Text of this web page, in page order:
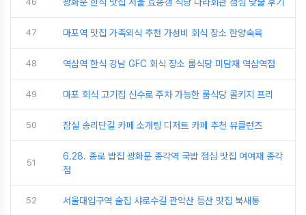
47 마포역 맛집 가족외식 추천 가성비 회식 장소 한양숙육
48 역삼역 한식 강남 GFC 회식 장소 룸식당 미담재 역삼역점
49 마포 회식 고기집 신수로 주차 가능한 룸식당 콜키지 프리
50 잠실 송리단길 카페 소개팅 디저트 카페 추천 뷰클런즈
51
6.28. 종로 밥집 광화문 종각역 국밥 점심 맛집 여여재 종각
점
52 서울대입구역 술집 샤로수길 관악산 등산 맛집 북새통